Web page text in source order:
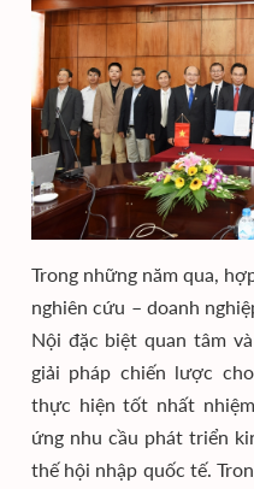
Trong những năm qua,
nghiên cứu – doanh
Nội đặc biệt quan tâm
giải pháp chiến lược
thực hiện tốt nhất
ứng nhu cầu phát triển
thế hội nhập quốc tế.